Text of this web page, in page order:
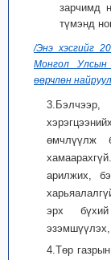
зарчимд
түмэнд
/Энэ хэсгийг
Монгол Улсын
өөрчлөн
өмчлүүлж
арилжих,
эрх бүхий
эзэмшүүлэх,
4.Төр